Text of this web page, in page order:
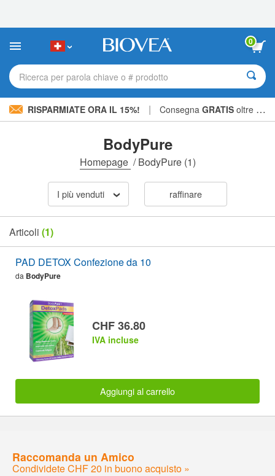
sito
include
sistema
0
Ricerca per parola chiave o # prodotto
RISPARMIATE ORA IL 15%! | Consegna GRATIS oltre CHF 56.00 »
BodyPure
Homepage /BodyPure(1)
I più venduti raffinare
Articoli (1)
PAD DETOX Confezione da 10
da BodyPure
CHF 36.80
IVA incluse
Aggiungi al carrello
Raccomanda un Amico
Condividete CHF 20 in buono acquisto »